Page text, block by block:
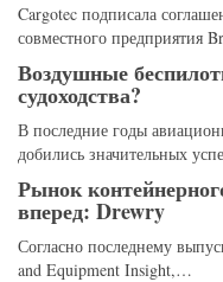
Cargotec подписала
совместного предприятия
Воздушные
судоходства?
В последние годы
добились значительных
Рынок
вперед: Drewry
Согласно последнему
and Equipment Insight,…